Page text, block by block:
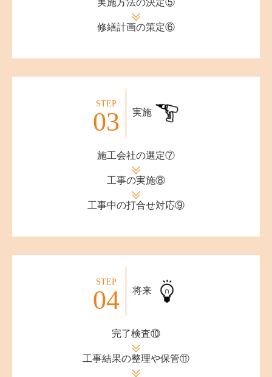
修繕計画の策定⑥
STEP
03 実施
施工会社の選定⑦
工事の実施⑧
工事中の打合せ対応⑨
STEP
04 将来
完了検査⑩
工事結果の整理や保管⑪